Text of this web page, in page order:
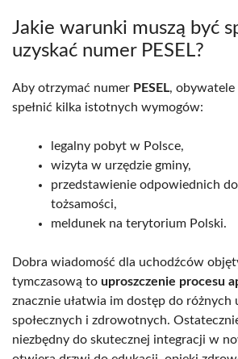
Jakie warunki muszą być
uzyskać numer PESEL?
Aby otrzymać numer PESEL, obywatele
spełnić kilka istotnych wymogów:
legalny pobyt w Polsce,
wizyta w urzędzie gminy,
przedstawienie odpowiednich
tożsamości,
meldunek na terytorium Polski.
Dobra wiadomość dla uchodźców
tymczasową to uproszczenie procesu
znacznie ułatwia im dostęp do różnych
społecznych i zdrowotnych.
niezbędny do skutecznej integracji w